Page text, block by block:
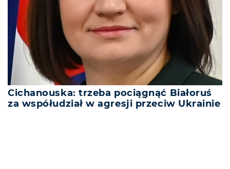
Cichanouska: trzeba pociągnąć Białoruś
za współudział w agresji przeciw Ukrainie